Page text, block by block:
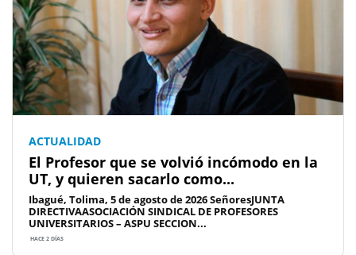
ACTUALIDAD
El Profesor que se volvió incómodo en la
UT, y quieren sacarlo como...
Ibagué, Tolima, 5 de agosto de 2026 SeñoresJUNTA
DIRECTIVAASOCIACIÓN SINDICAL DE PROFESORES
UNIVERSITARIOS – ASPU SECCION...
HACE 2 DÍAS